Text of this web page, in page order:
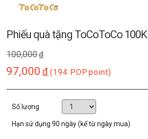
Phiếu quà tặng ToCoToCo 100K
100,000đ
97,000 đ (194 POP point)
Số lượng
Hạn sử dụng90 ngày (kể từ ngày mua)